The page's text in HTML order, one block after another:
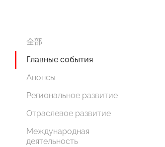
全部
Главные события
Анонсы
Региональное развитие
Отраслевое развитие
Международная
деятельность